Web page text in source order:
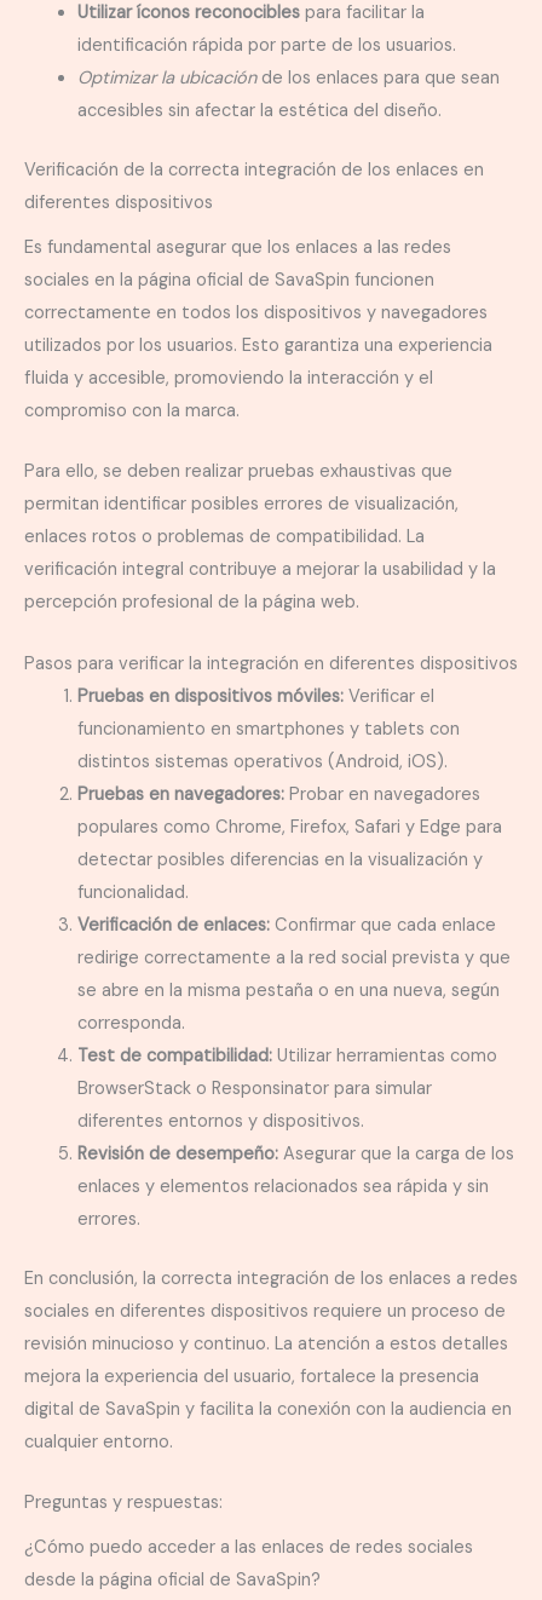
Utilizar íconos reconociblespara facilitar la
identificación rápida por parte de los usuarios.
Optimizar la ubicaciónde los enlaces para que sean
accesibles sin afectar la estética del diseño.
Verificación de la correcta integración de los enlaces en
diferentes dispositivos
Es fundamental asegurar que los enlaces a las redes
sociales en la página oficial de SavaSpin funcionen
correctamente en todos los dispositivos y navegadores
utilizados por los usuarios. Esto garantiza una experiencia
fluida y accesible, promoviendo la interacción y el
compromiso con la marca.
Para ello, se deben realizar pruebas exhaustivas que
permitan identificar posibles errores de visualización,
enlaces rotos o problemas de compatibilidad. La
verificación integral contribuye a mejorar la usabilidad y la
percepción profesional de la página web.
Pasos para verificar la integración en diferentes dispositivos
Pruebas en dispositivos móviles:Verificar el
funcionamiento en smartphones y tablets con
distintos sistemas operativos (Android, iOS).
Pruebas en navegadores:Probar en navegadores
populares como Chrome, Firefox, Safari y Edge para
detectar posibles diferencias en la visualización y
funcionalidad.
Verificación de enlaces:Confirmar que cada enlace
redirige correctamente a la red social prevista y que
se abre en la misma pestaña o en una nueva, según
corresponda.
Test de compatibilidad:Utilizar herramientas como
BrowserStack o Responsinator para simular
diferentes entornos y dispositivos.
Revisión de desempeño:Asegurar que la carga de los
enlaces y elementos relacionados sea rápida y sin
errores.
En conclusión, la correcta integración de los enlaces a redes
sociales en diferentes dispositivos requiere un proceso de
revisión minucioso y continuo. La atención a estos detalles
mejora la experiencia del usuario, fortalece la presencia
digital de SavaSpin y facilita la conexión con la audiencia en
cualquier entorno.
Preguntas y respuestas:
¿Cómo puedo acceder a las enlaces de redes sociales
desde la página oficial de SavaSpin?